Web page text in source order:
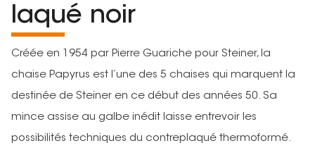
laqué noir
Créée en 1954 par Pierre Guariche pour Steiner, la
chaise Papyrus est l’une des 5 chaises qui marquent la
destinée de Steiner en ce début des années 50. Sa
mince assise au galbe inédit laisse entrevoir les
possibilités techniques du contreplaqué thermoformé.